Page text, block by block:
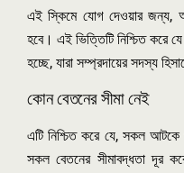
এই স্কিমে যোগ দেওয়ার জন্য,
হবে। এই ভিত্তিটি নিশ্চিত করে
হচ্ছে, যারা সম্প্রদায়ের সদস্য
কোন বেতনের সীমা নেই
এটি নিশ্চিত করে যে, সকল আটকে
সকল বেতনের সীমাবদ্ধতা দূর